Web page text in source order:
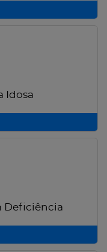
Idosa
Deficiência